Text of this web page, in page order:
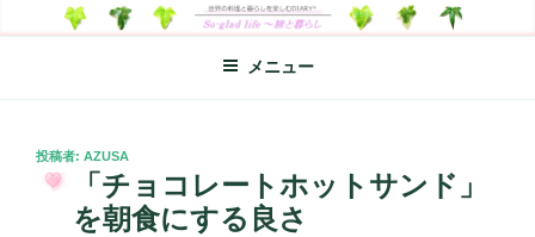
ン
ン
SO-GLAD LIFE～旅と暮らし
世界の料理のエッセイやレシピ、シンプルライフ、楽しい暮らしなどを
綴る、世界248か国を旅した松本あづさのDIARYです
メニュー
投
稿
投稿者: AZUSA
「チョコレートホットサンド」
を朝食にする良さ